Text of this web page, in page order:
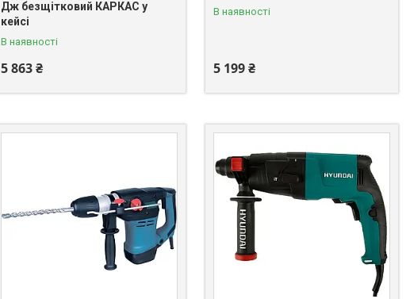
Дж безщітковий КАРКАС у
кейсі
В наявності
5 863 ₴
В наявності
5 199 ₴